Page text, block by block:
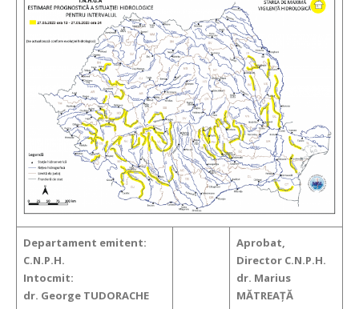
Departament emitent:
C.N.P.H.
Intocmit:
dr. George TUDORACHE
Aprobat,
Director C.N.P.H.
dr. Marius
MĂTREAŢĂ